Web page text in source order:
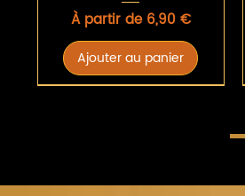
À partir de 6,90 €
Prix promotionnel
Ajouter au panier